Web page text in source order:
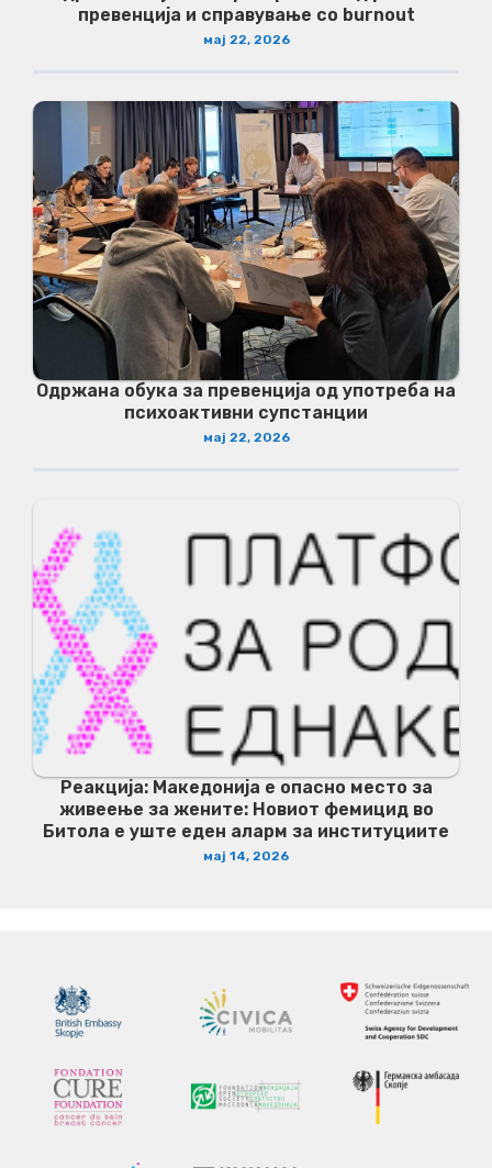
превенција и справување со burnout
мај 22, 2026
Одржана обука за превенција од употреба на
психоактивни супстанции
мај 22, 2026
Реакција: Македонија е опасно место за
живеење за жените: Новиот фемицид во
Битола е уште еден аларм за институциите
мај 14, 2026